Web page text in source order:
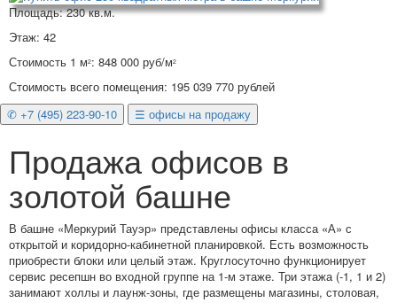
Площадь: 230 кв.м.
Этаж: 42
Стоимость 1 м2: 848 000 руб/м2
Стоимость всего помещения: 195 039 770 рублей
✆ +7 (495) 223-90-10
☰ офисы на продажу
Продажа офисов в
золотой башне
В башне «Меркурий Тауэр» представлены офисы класса «А» с
открытой и коридорно-кабинетной планировкой. Есть возможность
приобрести блоки или целый этаж. Круглосуточно функционирует
сервис ресепшн во входной группе на 1-м этаже. Три этажа (-1, 1 и 2)
занимают холлы и лаунж-зоны, где размещены магазины, столовая,